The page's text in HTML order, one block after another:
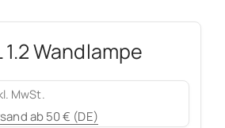
1.2 Wandlampe
MwSt.
ab 50 € (DE)